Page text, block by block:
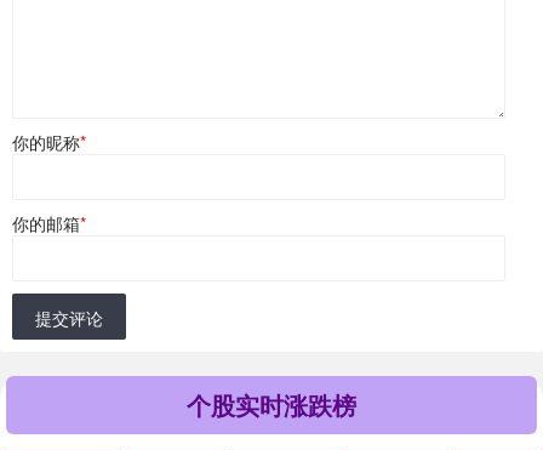
你的昵称*
你的邮箱*
提交评论
个股实时涨跌榜